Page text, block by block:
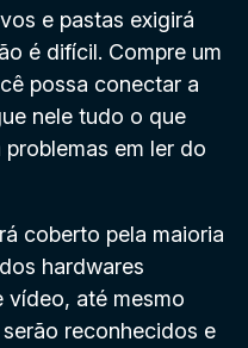
e pastas exigirá
é difícil. Compre um
possa conectar a
nele tudo o que
em ler do
coberto pela maioria
hardwares
vídeo, até mesmo
reconhecidos e